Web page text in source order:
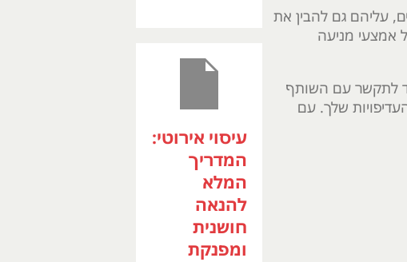
עליהם גם להבין את
אמצעי מניעה
לתקשר עם השותף
שלך. עם
עיסוי אירוטי:
המדריך
המלא
להנאה
חושנית
ומפנקת